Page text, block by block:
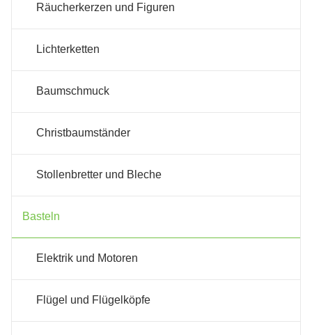
Räucherkerzen und Figuren
Lichterketten
Baumschmuck
Christbaumständer
Stollenbretter und Bleche
Basteln
Elektrik und Motoren
Flügel und Flügelköpfe